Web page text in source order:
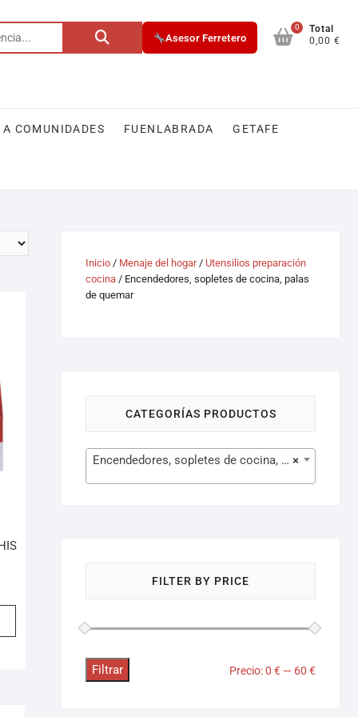
Asesor Ferretero
0
Total
0,00 €
COMUNIDADES FUENLABRADA GETAFE
Inicio / Menaje del hogar/ Utensilios preparación
cocina / Encendedores, sopletes de cocina, palas
de quemar
CATEGORÍAS PRODUCTOS
×
Encendedores, sopletes de cocina, palas de quemar (44)
FILTER BY PRICE
Filtrar Precio:0 € — 60 €